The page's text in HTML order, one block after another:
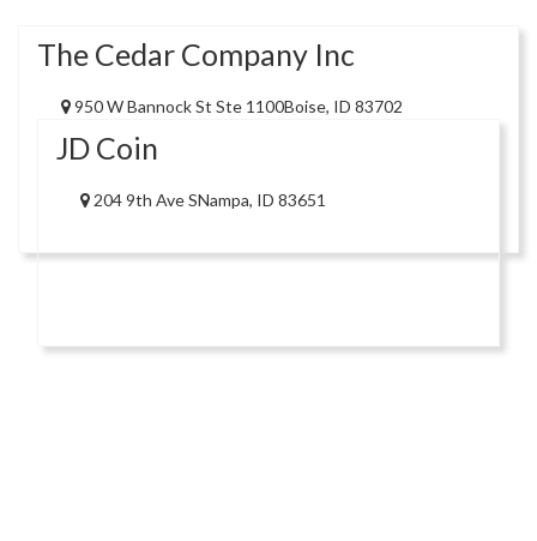
The Cedar Company Inc
950 W Bannock St Ste 1100Boise, ID 83702
JD Coin
204 9th Ave SNampa, ID 83651